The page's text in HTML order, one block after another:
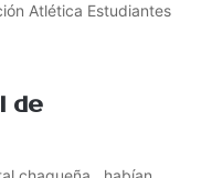
Atlética Estudiantes
de